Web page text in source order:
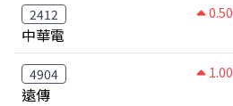
2412 0.50
中華電
4904 1.00
遠傳